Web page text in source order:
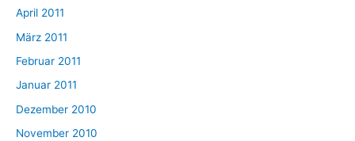
April 2011
März 2011
Februar 2011
Januar 2011
Dezember 2010
November 2010